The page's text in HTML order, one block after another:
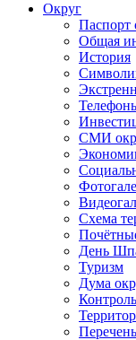
Округ
Паспорт
Общая
История
СМИ
Схема
День
Туризм
Дума